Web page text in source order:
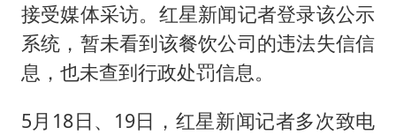
接受媒体采访。红星新闻记者登录该公示
系统，暂未看到该餐饮公司的违法失信信
息，也未查到行政处罚信息。
5月18日、19日，红星新闻记者多次致电